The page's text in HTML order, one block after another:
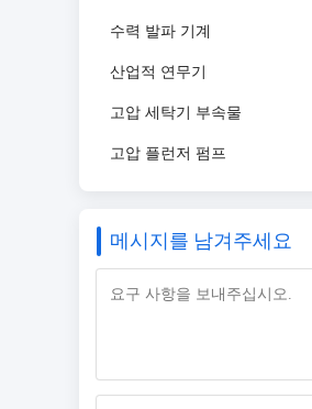
수력 발파 기계
산업적 연무기
고압 세탁기 부속물
고압 플런저 펌프
메시지를 남겨주세요